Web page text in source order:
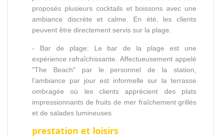
proposés plusieurs cocktails et boissons avec une
ambiance discrète et calme. En été, les clients
peuvent être directement servis sur la plage.
- Bar de plage: Le bar de la plage est une
expérience rafraîchissante. Affectueusement appelé
"The Beach" par le personnel de la station,
l'ambiance par jour est informelle sur la terrasse
ombragée où les clients apprécient des plats
impressionnants de fruits de mer fraîchement grillés
et de salades lumineuses
prestation et loisirs